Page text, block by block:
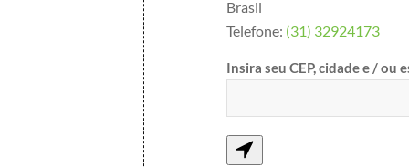
Brasil
Telefone: (31) 32924173
Insira seu CEP, cidade e / ou